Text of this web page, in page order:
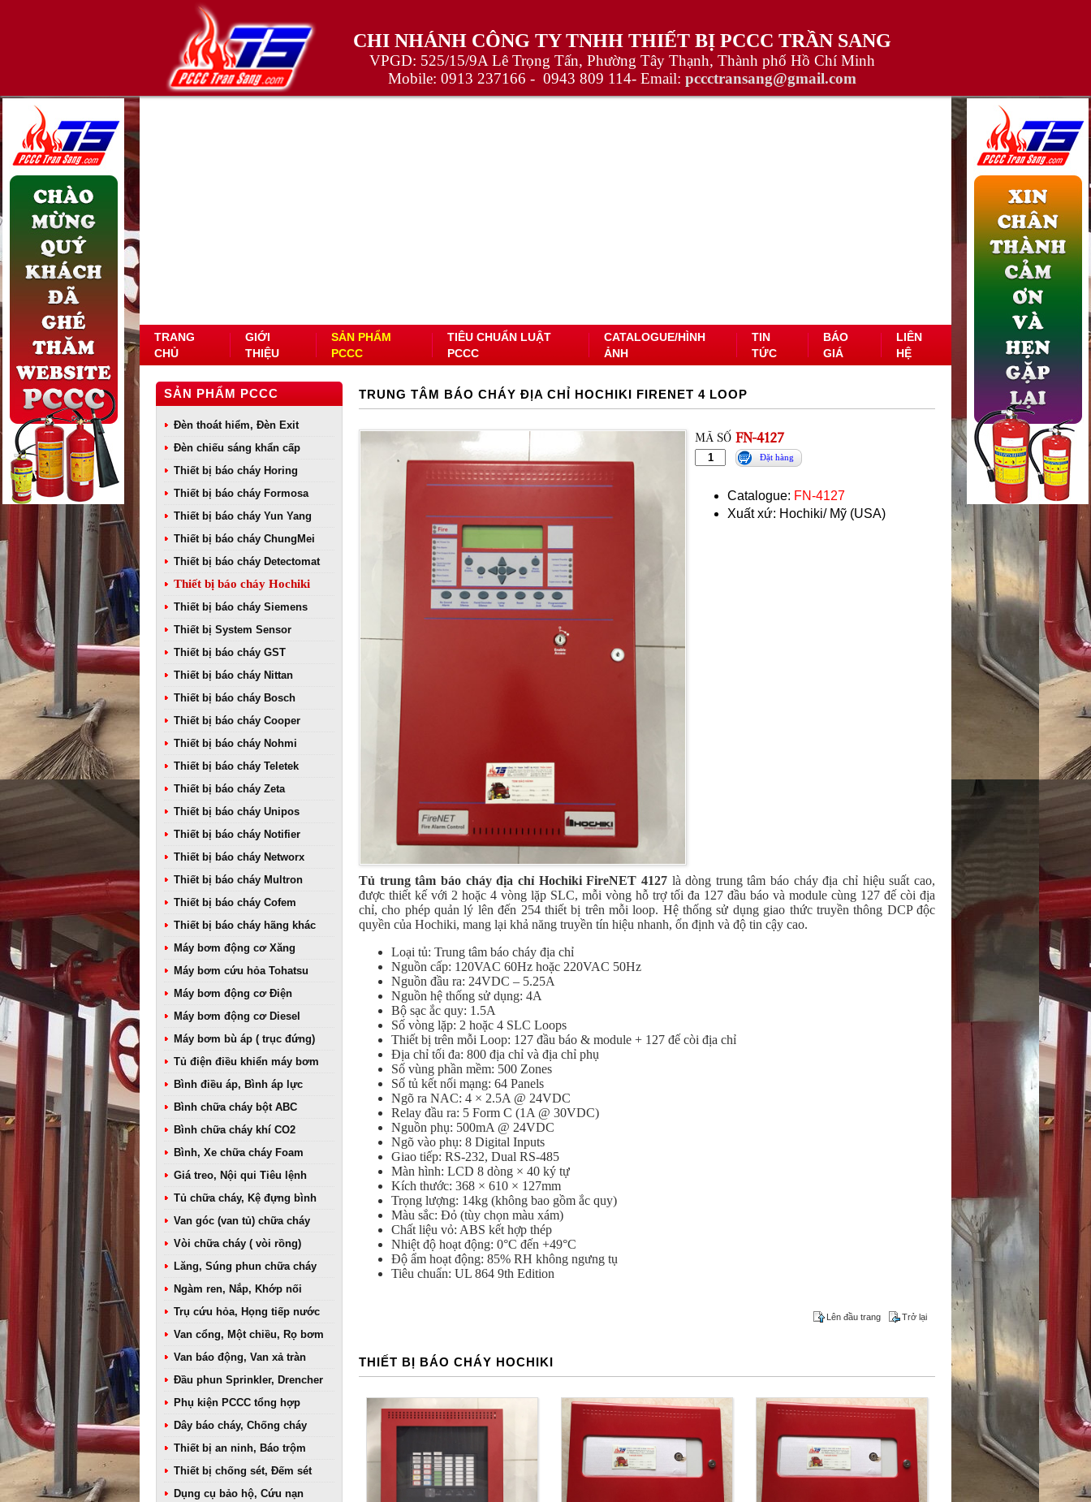
CHI NHÁNH CÔNG TY TNHH THIẾT BỊ PCCC TRẦN SANG
VPGD: 525/15/9A Lê Trọng Tấn, Phường Tây Thạnh, Thành phố Hồ Chí Minh
Mobile: 0913 237166 - 0943 809 114- Email: pccctransang@gmail.com
TRANG
CHỦ
GIỚI
THIỆU
SẢN PHẨM
PCCC
TIÊU CHUẨN LUẬT
PCCC
CATALOGUE/HÌNH
ẢNH
TIN
TỨC
BÁO
GIÁ
LIÊN
HỆ
SẢN PHẨM PCCC
Đèn thoát hiểm, Đèn Exit
Đèn chiếu sáng khẩn cấp
Thiết bị báo cháy Horing
Thiết bị báo cháy Formosa
Thiết bị báo cháy Yun Yang
Thiết bị báo cháy ChungMei
Thiết bị báo cháy Detectomat
Thiết bị báo cháy Hochiki
Thiết bị báo cháy Siemens
Thiết bị System Sensor
Thiết bị báo cháy GST
Thiết bị báo cháy Nittan
Thiết bị báo cháy Bosch
Thiết bị báo cháy Cooper
Thiết bị báo cháy Nohmi
Thiết bị báo cháy Teletek
Thiết bị báo cháy Zeta
Thiết bị báo cháy Unipos
Thiết bị báo cháy Notifier
Thiết bị báo cháy Networx
Thiết bị báo cháy Multron
Thiết bị báo cháy Cofem
Thiết bị báo cháy hãng khác
Máy bơm động cơ Xăng
Máy bơm cứu hỏa Tohatsu
Máy bơm động cơ Điện
Máy bơm động cơ Diesel
Máy bơm bù áp ( trục đứng)
Tủ điện điều khiển máy bơm
Bình điều áp, Bình áp lực
Bình chữa cháy bột ABC
Bình chữa cháy khí CO2
Bình, Xe chữa cháy Foam
Giá treo, Nội qui Tiêu lệnh
Tủ chữa cháy, Kệ đựng bình
Van góc (van tủ) chữa cháy
Vòi chữa cháy ( vòi rồng)
Lăng, Súng phun chữa cháy
Ngàm ren, Nắp, Khớp nối
Trụ cứu hỏa, Họng tiếp nước
Van cổng, Một chiều, Rọ bơm
Van báo động, Van xả tràn
Đầu phun Sprinkler, Drencher
Phụ kiện PCCC tổng hợp
Dây báo cháy, Chống cháy
Thiết bị an ninh, Báo trộm
Thiết bị chống sét, Đếm sét
Dụng cụ bảo hộ, Cứu nạn
TRUNG TÂM BÁO CHÁY ĐỊA CHỈ HOCHIKI FIRENET 4 LOOP
MÃ SỐ FN-4127
Đặt hàng
Catalogue: FN-4127
Xuất xứ: Hochiki/ Mỹ (USA)
Tủ trung tâm báo cháy địa chỉ Hochiki FireNET 4127là dòng trung tâm báo cháy địa chỉ hiệu suất cao,
được thiết kế với 2 hoặc 4 vòng lặp SLC, mỗi vòng hỗ trợ tối đa 127 đầu báo và module cùng 127 đế còi địa
chỉ, cho phép quản lý lên đến 254 thiết bị trên mỗi loop. Hệ thống sử dụng giao thức truyền thông DCP độc
quyền của Hochiki, mang lại khả năng truyền tín hiệu nhanh, ổn định và độ tin cậy cao.
Loại tủ: Trung tâm báo cháy địa chỉ
Nguồn cấp: 120VAC 60Hz hoặc 220VAC 50Hz
Nguồn đầu ra: 24VDC – 5.25A
Nguồn hệ thống sử dụng: 4A
Bộ sạc ắc quy: 1.5A
Số vòng lặp: 2 hoặc 4 SLC Loops
Thiết bị trên mỗi Loop: 127 đầu báo & module + 127 đế còi địa chỉ
Địa chỉ tối đa: 800 địa chỉ và địa chỉ phụ
Số vùng phần mềm: 500 Zones
Số tủ kết nối mạng: 64 Panels
Ngõ ra NAC: 4 × 2.5A @ 24VDC
Relay đầu ra: 5 Form C (1A @ 30VDC)
Nguồn phụ: 500mA @ 24VDC
Ngõ vào phụ: 8 Digital Inputs
Giao tiếp: RS-232, Dual RS-485
Màn hình: LCD 8 dòng × 40 ký tự
Kích thước: 368 × 610 × 127mm
Trọng lượng: 14kg (không bao gồm ắc quy)
Màu sắc: Đỏ (tùy chọn màu xám)
Chất liệu vỏ: ABS kết hợp thép
Nhiệt độ hoạt động: 0°C đến +49°C
Độ ẩm hoạt động: 85% RH không ngưng tụ
Tiêu chuẩn: UL 864 9th Edition
Lên đầu trang Trở lại
THIẾT BỊ BÁO CHÁY HOCHIKI